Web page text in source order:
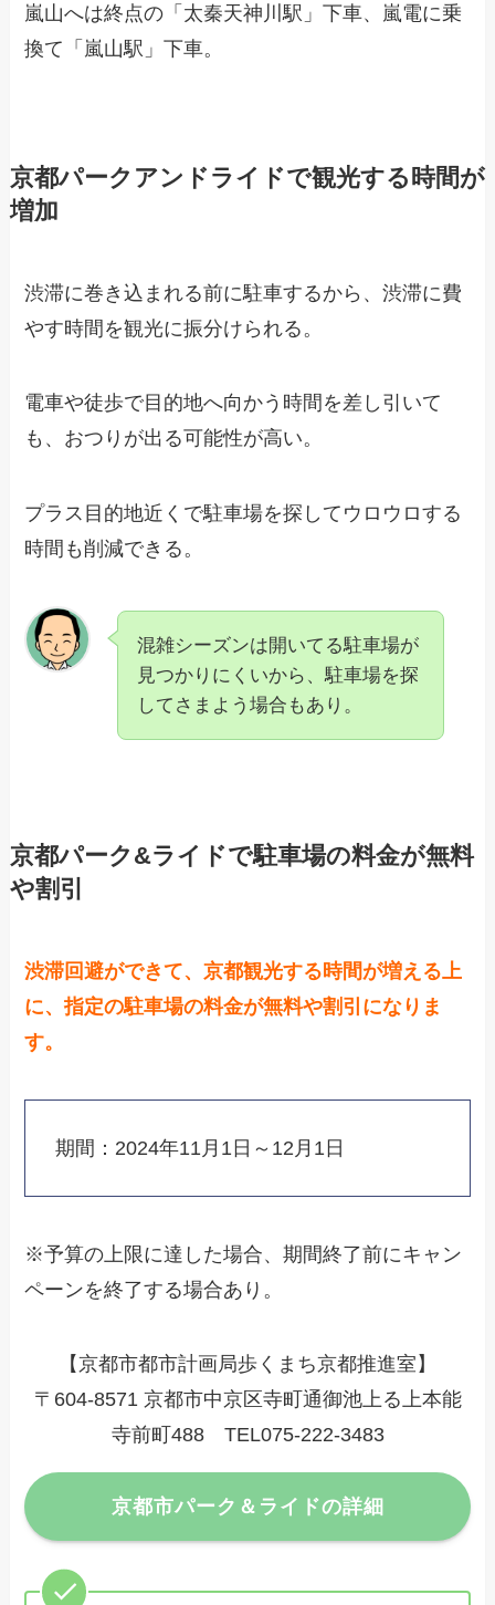
嵐山へは終点の「太秦天神川駅」下車、嵐電に乗
換て「嵐山駅」下車。
京都パークアンドライドで観光する時間が
増加
渋滞に巻き込まれる前に駐車するから、渋滞に費
やす時間を観光に振分けられる。
電車や徒歩で目的地へ向かう時間を差し引いて
も、おつりが出る可能性が高い。
プラス目的地近くで駐車場を探してウロウロする
時間も削減できる。
混雑シーズンは開いてる駐車場が
見つかりにくいから、駐車場を探
してさまよう場合もあり。
京都パーク&ライドで駐車場の料金が無料
や割引
渋滞回避ができて、京都観光する時間が増える上
に、指定の駐車場の料金が無料や割引になりま
す。
期間：2024年11月1日～12月1日
※予算の上限に達した場合、期間終了前にキャン
ペーンを終了する場合あり。
【京都市都市計画局歩くまち京都推進室】
〒604-8571 京都市中京区寺町通御池上る上本能
寺前町488 TEL075-222-3483
京都市パーク＆ライドの詳細